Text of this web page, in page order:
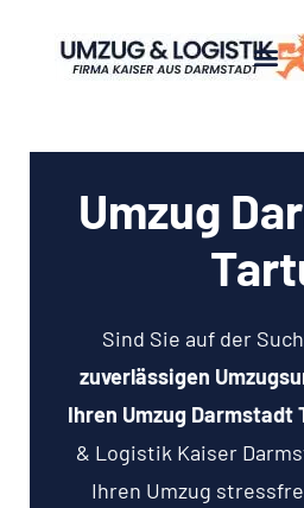
Umzug
Sind Sie auf der
zuverlässigen
Ihren Umzug Darmstadt
& Logistik Kaiser
Ihren Umzug